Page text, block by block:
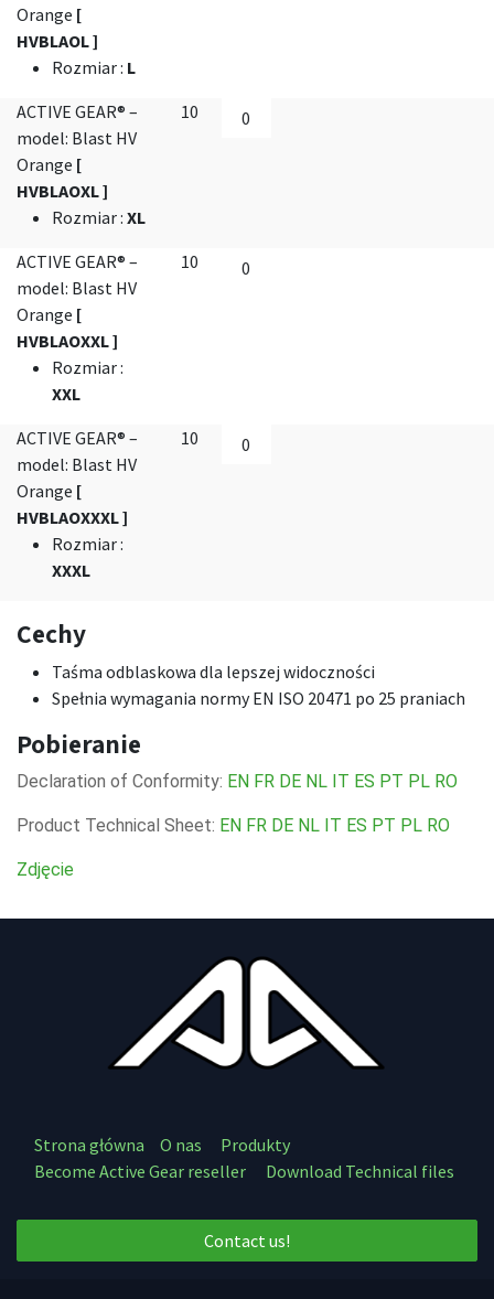
Orange [
HVBLAOL ]
Rozmiar: L
ACTIVE GEAR® –
model: Blast HV
Orange [
HVBLAOXL ]
Rozmiar: XL
10
ACTIVE GEAR® –
model: Blast HV
Orange [
HVBLAOXXL ]
Rozmiar:
XXL
10
ACTIVE GEAR® –
model: Blast HV
Orange [
HVBLAOXXXL ]
Rozmiar:
XXXL
10
Cechy
Taśma odblaskowa dla lepszej widoczności
Spełnia wymagania normy EN ISO 20471 po 25 praniach
Pobieranie
Declaration of Conformity: EN FR DE NL IT ES PT PL RO
Product Technical Sheet: EN FR DE NL IT ES PT PL RO
Zdjęcie
Strona główna O nas
Produkty
Become Active Gear reseller
Download Technical files
Contact us!